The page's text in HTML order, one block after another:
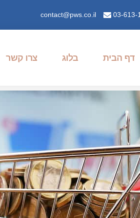
03-613-
contact@pws.co.il
דף הבית בלוג צרו קשר